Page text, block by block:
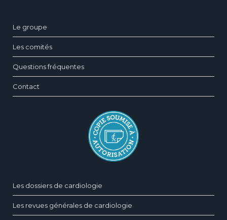
Le groupe
Les comités
Questions fréquentes
Contact
Les dossiers de cardiologie
Les revues générales de cardiologie